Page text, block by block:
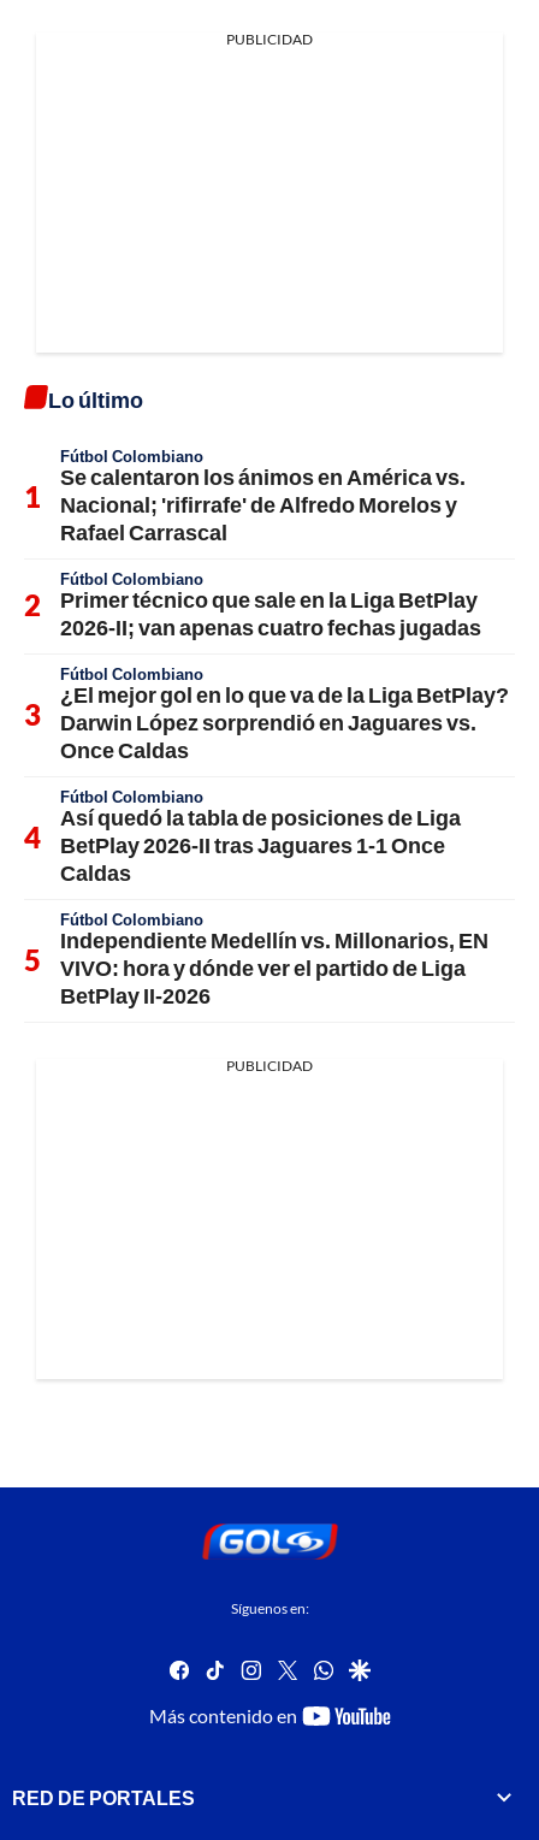
PUBLICIDAD
Lo último
Fútbol Colombiano
Se calentaron los ánimos en América vs.
Nacional; 'rifirrafe' de Alfredo Morelos y
Rafael Carrascal
Fútbol Colombiano
Primer técnico que sale en la Liga BetPlay
2026-II; van apenas cuatro fechas jugadas
Fútbol Colombiano
¿El mejor gol en lo que va de la Liga BetPlay?
Darwin López sorprendió en Jaguares vs.
Once Caldas
Fútbol Colombiano
Así quedó la tabla de posiciones de Liga
BetPlay 2026-II tras Jaguares 1-1 Once
Caldas
Fútbol Colombiano
Independiente Medellín vs. Millonarios, EN
VIVO: hora y dónde ver el partido de Liga
BetPlay II-2026
PUBLICIDAD
Síguenos en:
facebook
tiktok instagram
twitterwhatsapp
google
Más contenido en
youtube-
RED DE PORTALES